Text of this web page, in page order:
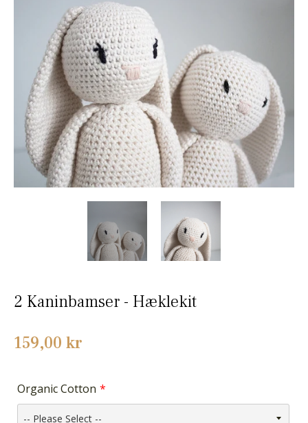
2 Kaninbamser - Hæklekit
Normalpris
159,00 kr
Organic Cotton